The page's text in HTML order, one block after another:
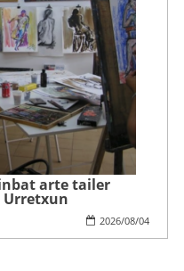
arte tailer
Urretxun
2026/08/04